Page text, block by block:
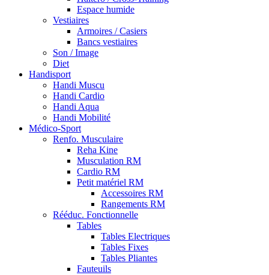
Espace humide
Vestiaires
Armoires / Casiers
Bancs vestiaires
Son / Image
Diet
Handisport
Handi Muscu
Handi Cardio
Handi Aqua
Handi Mobilité
Médico-Sport
Renfo. Musculaire
Reha Kine
Musculation RM
Cardio RM
Petit matériel RM
Accessoires RM
Rangements RM
Rééduc. Fonctionnelle
Tables
Tables Electriques
Tables Fixes
Tables Pliantes
Fauteuils